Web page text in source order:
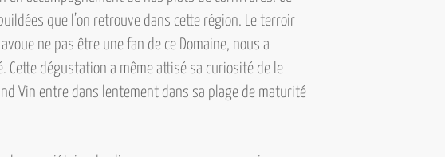
que l’on retrouve dans cette région. Le terroir
ne pas être une fan de ce Domaine, nous a
dégustation a même attisé sa curiosité de le
Vin entre dans lentement dans sa plage de maturité